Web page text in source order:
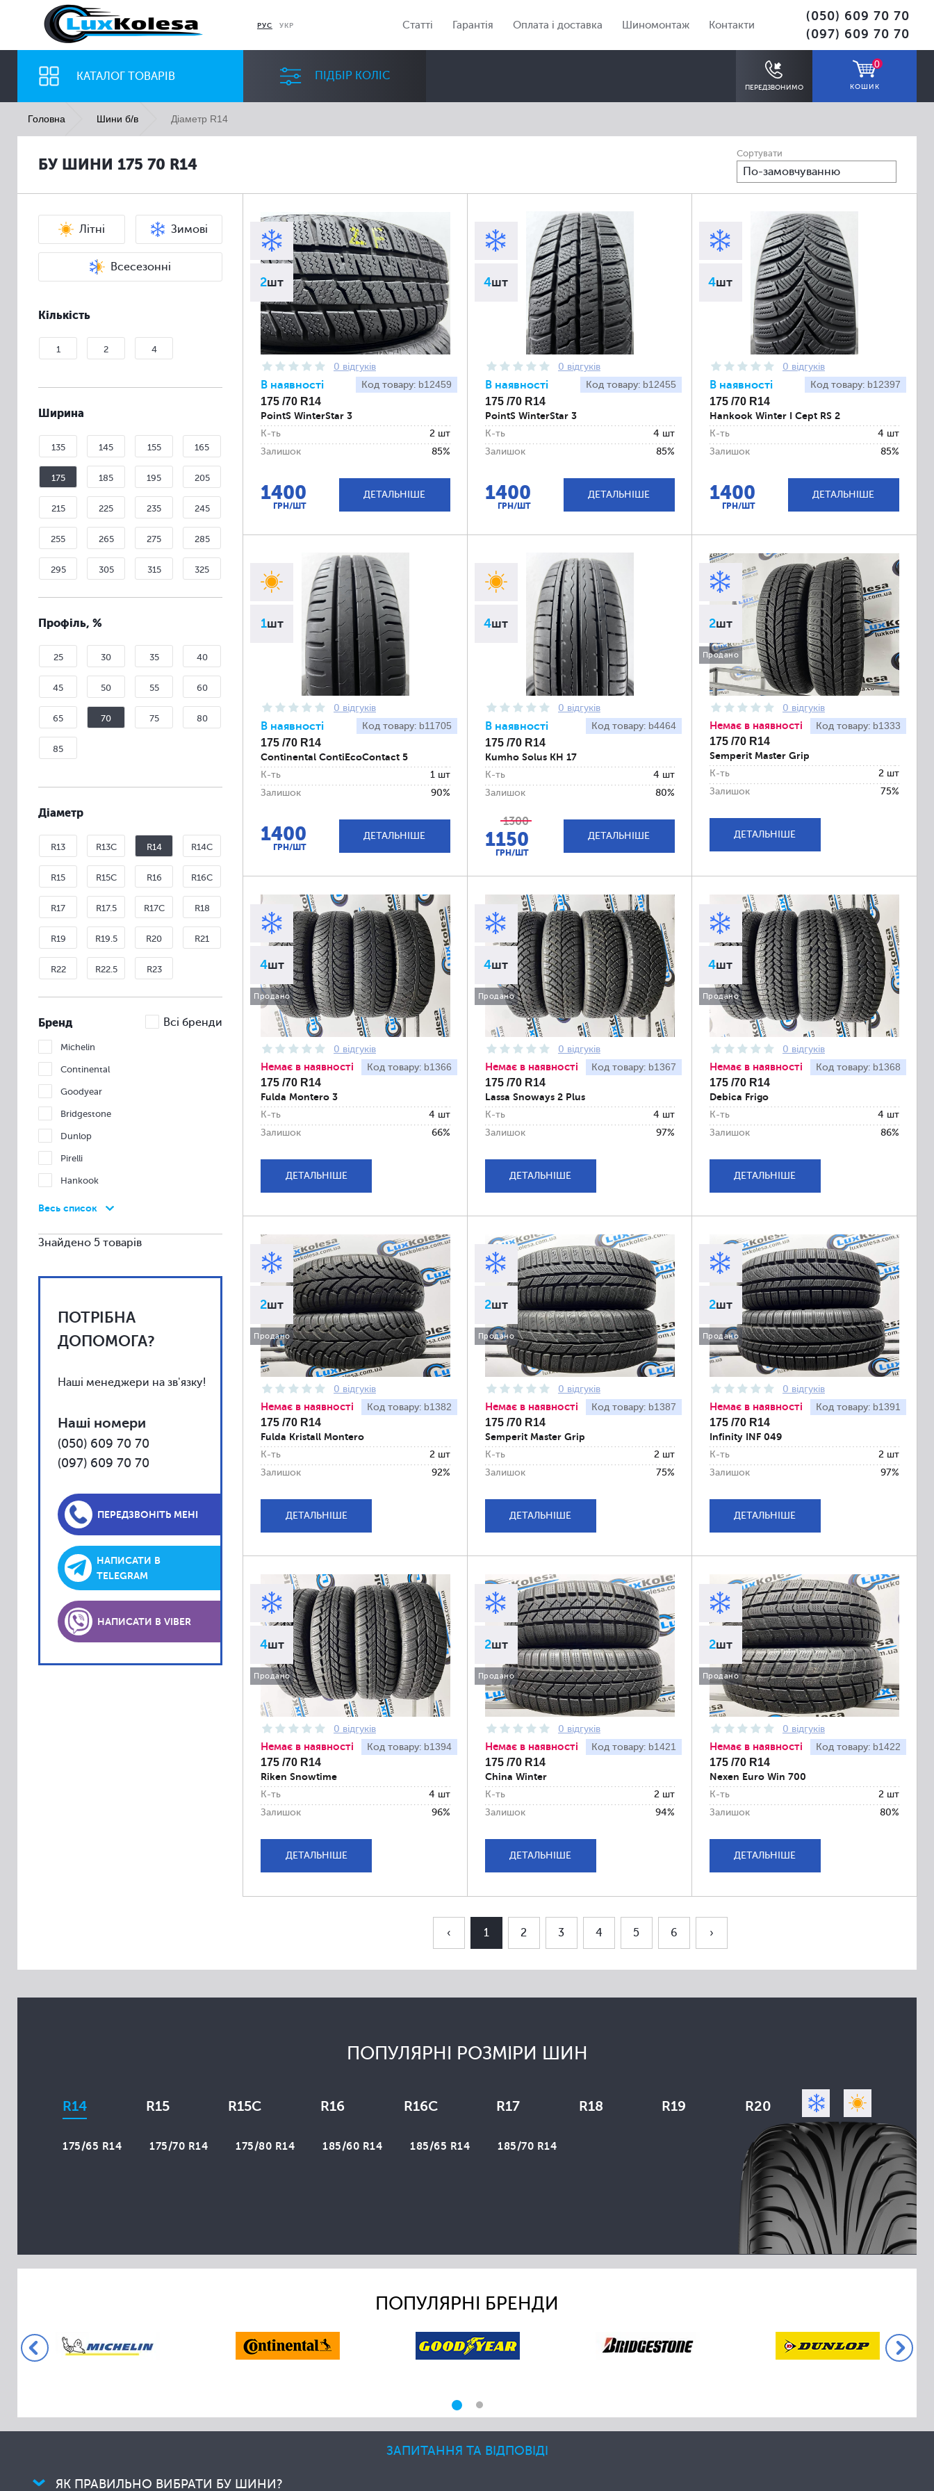
РУС УКР Статті Гарантія Оплата і доставка Шиномонтаж Контакти
(050) 609 70 70
(097) 609 70 70
КАТАЛОГ ТОВАРІВ ПІДБІР КОЛІС
ПЕРЕДЗВОНИМО
0
КОШИК
ШИНИ ДИСКИ
Всі Всі ПІДІБРАТИ
ЗАПИТАННЯ ТА ВІДПОВІДІ
ЯК ПРАВИЛЬНО ВИБРАТИ БУ ШИНИ?
Головна Шини б/в Діаметр R14
БУ ШИНИ 175 70 R14
Сортувати
По-замовчуванню
Літні Зимові
Всесезонні
Кількість
1 2 4
Ширина
135 145 155 165
175 185 195 205
215 225 235 245
255 265 275 285
295 305 315 325
335
Профіль, %
25 30 35 40
45 50 55 60
65 70 75 80
85
Діаметр
R13 R13C R14 R14C
R15 R15C R16 R16C
R17 R17.5 R17C R18
R19 R19.5 R20 R21
R22 R22.5 R23
Бренд Всі бренди
Michelin
Continental
Goodyear
Bridgestone
Dunlop
Pirelli
Hankook
Vredestein
Kumho
Uniroyal
Fulda
BFGoodrich
Debica
Firestone
General
Gislaved
Kleber
Lassa
Laufenn
Matador
Platin
Cordiant
Dayton
Delinte
Весь список
Знайдено 5 товарів
ПОТРІБНА
ДОПОМОГА?
Наші менеджери на зв'язку!
Наші номери
(050) 609 70 70
(097) 609 70 70
ПЕРЕДЗВОНІТЬ МЕНІ
НАПИСАТИ В
TELEGRAM
НАПИСАТИ В VIBER
2шт
0 відгуків
Код товару: b12459
В наявності
175 /70 R14
PointS WinterStar 3
К-ть
2 шт
Залишок
85%
1400
ГРН/ШТ
ДЕТАЛЬНІШЕ
4шт
0 відгуків
Код товару: b12455
В наявності
175 /70 R14
PointS WinterStar 3
К-ть
4 шт
Залишок
85%
1400
ГРН/ШТ
ДЕТАЛЬНІШЕ
4шт
0 відгуків
Код товару: b12397
В наявності
175 /70 R14
Hankook Winter I Cept RS 2
К-ть
4 шт
Залишок
85%
1400
ГРН/ШТ
ДЕТАЛЬНІШЕ
1шт
0 відгуків
Код товару: b11705
В наявності
175 /70 R14
Continental ContiEcoContact 5
К-ть
1 шт
Залишок
90%
1400
ГРН/ШТ
ДЕТАЛЬНІШЕ
4шт
0 відгуків
Код товару: b4464
В наявності
175 /70 R14
Kumho Solus KH 17
К-ть
4 шт
Залишок
80%
1300
1150
ГРН/ШТ
ДЕТАЛЬНІШЕ
2шт
Продано
0 відгуків
Код товару: b1333
Немає в наявності
175 /70 R14
Semperit Master Grip
К-ть
2 шт
Залишок
75%
ДЕТАЛЬНІШЕ
4шт
Продано
0 відгуків
Код товару: b1366
Немає в наявності
175 /70 R14
Fulda Montero 3
К-ть
4 шт
Залишок
66%
ДЕТАЛЬНІШЕ
4шт
Продано
0 відгуків
Код товару: b1367
Немає в наявності
175 /70 R14
Lassa Snoways 2 Plus
К-ть
4 шт
Залишок
97%
ДЕТАЛЬНІШЕ
4шт
Продано
0 відгуків
Код товару: b1368
Немає в наявності
175 /70 R14
Debica Frigo
К-ть
4 шт
Залишок
86%
ДЕТАЛЬНІШЕ
2шт
Продано
0 відгуків
Код товару: b1382
Немає в наявності
175 /70 R14
Fulda Kristall Montero
К-ть
2 шт
Залишок
92%
ДЕТАЛЬНІШЕ
2шт
Продано
0 відгуків
Код товару: b1387
Немає в наявності
175 /70 R14
Semperit Master Grip
К-ть
2 шт
Залишок
75%
ДЕТАЛЬНІШЕ
2шт
Продано
0 відгуків
Код товару: b1391
Немає в наявності
175 /70 R14
Infinity INF 049
К-ть
2 шт
Залишок
97%
ДЕТАЛЬНІШЕ
4шт
Продано
0 відгуків
Код товару: b1394
Немає в наявності
175 /70 R14
Riken Snowtime
К-ть
4 шт
Залишок
96%
ДЕТАЛЬНІШЕ
2шт
Продано
0 відгуків
Код товару: b1421
Немає в наявності
175 /70 R14
China Winter
К-ть
2 шт
Залишок
94%
ДЕТАЛЬНІШЕ
2шт
Продано
0 відгуків
Код товару: b1422
Немає в наявності
175 /70 R14
Nexen Euro Win 700
К-ть
2 шт
Залишок
80%
ДЕТАЛЬНІШЕ
‹ 1 2 3 4 5 6 ›
ПОПУЛЯРНІ РОЗМІРИ ШИН
R14 R15 R15C R16 R16C R17 R18 R19 R20
175/65 R14 175/70 R14 175/80 R14 185/60 R14 185/65 R14 185/70 R14
ПОПУЛЯРНІ БРЕНДИ